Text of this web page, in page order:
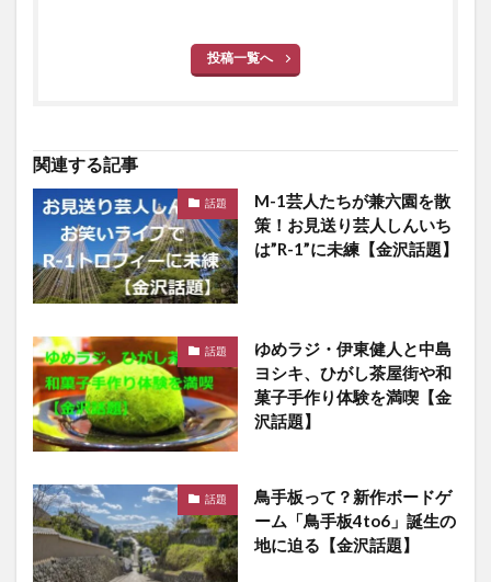
投稿一覧へ
関連する記事
話題
M-1芸人たちが兼六園を散
策！お見送り芸人しんいち
は”R-1”に未練【金沢話題】
話題
ゆめラジ・伊東健人と中島
ヨシキ、ひがし茶屋街や和
菓子手作り体験を満喫【金
沢話題】
話題
鳥手板って？新作ボードゲ
ーム「鳥手板4to6」誕生の
地に迫る【金沢話題】